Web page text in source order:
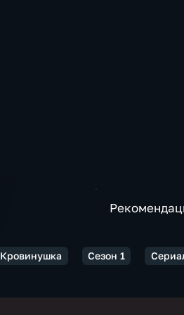
Кровинушка Сезон 1